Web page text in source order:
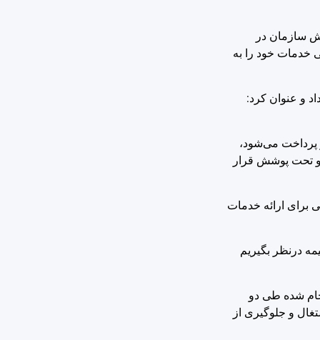
سازمان در
فارس با ٣٦ شعبه دائم، ٢٥ شعبه اقماری و ١٥ کارگزاری رسمی خدمات خود را به
و عنوان کرد:
پرونده‌ کارگاه‌های فعال در استان ۷۱ هزار بیمه شده داریم اما حق بیمه ۶۳ هزار نفر پرداخت می‌شود،
تحت پوشش قرار
مهم معضلی برای ارائه خدمات
درصد است که اگر ٣٠ درصد آن را برای حق بیمه درنظر بگیریم
انجام شده طی دو
اشتغال و جلوگیری از